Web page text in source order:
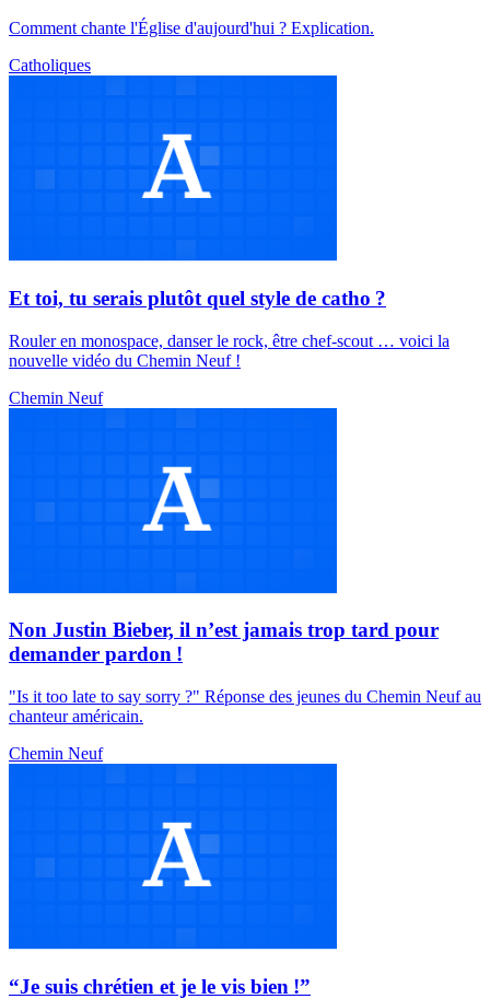
Comment chante l'Église d'aujourd'hui ? Explication.
Catholiques
Et toi, tu serais plutôt quel style de catho ?
Rouler en monospace, danser le rock, être chef-scout … voici la
nouvelle vidéo du Chemin Neuf !
Chemin Neuf
Non Justin Bieber, il n’est jamais trop tard pour
demander pardon !
"Is it too late to say sorry ?" Réponse des jeunes du Chemin Neuf au
chanteur américain.
Chemin Neuf
“Je suis chrétien et je le vis bien !”